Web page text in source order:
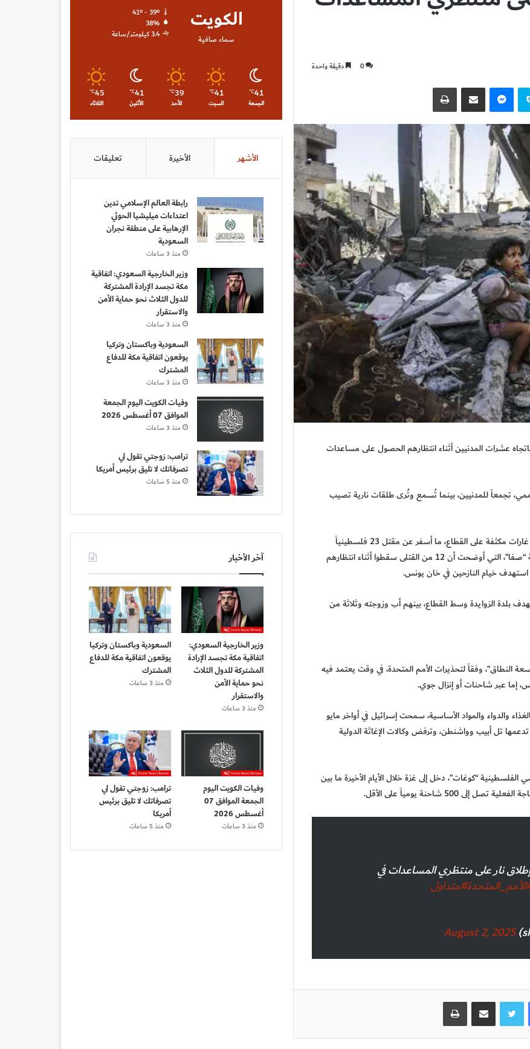
0 دقيقة واحدة
سكايب ماسنجر مشاركة عبر البريد طباعة
عشرات المدنيين أثناء انتظارهم الحصول على مساعدات
تجمعاً للمدنيين، بينما تُسمع وتُرى طلقات نارية تصيب
وواصلت الطائرات الحربية الإسرائيلية منذ فجر السبت شن غارات مكثفة على القطاع، ما أسفر عن مقتل 23 فلسطينياً
وإصابة آخرين، بحسب ما أفادت وكالة الصحافة الفلسطينية “صفا”، التي أوضحت أن 12 من القتلى سقطوا أثناء انتظارهم
قصف استهدف بلدة الزوايدة وسط القطاع، بينهم أب وزوجته وثلاثة من
“واسعة النطاق”، وفقاً لتحذيرات الأمم المتحدة، في وقت يعتمد فيه
إما عبر شاحنات أو إنزال جوي.
والمواد الأساسية، سمحت إسرائيل في أواخر مايو
تل أبيب وواشنطن، وترفض وكالات الإغاثة الدولية
“كوغات”، دخل إلى غزة خلال الأيام الأخيرة ما بين
نار على منتظري المساعدات في
#متداول
August 2, 2025
فيسبوكتويتر مشاركة عبر البريد طباعة
الكويت
سماء صافية
41º - 39º
38%
3.4 كيلومتر/ساعة
41
℃
الجمعة
41
℃
السبت
39
℃
الأحد
41
℃
الأثنين
45
℃
الثلاثاء
الأشهر الأخيرة تعليقات
رابطة العالم الإسلامي تدين
اعتداءات ميليشيا الحوثي
الإرهابية على منطقة نجران
السعودية
منذ 3 ساعات
وزير الخارجية السعودي: اتفاقية
مكة تجسد الإرادة المشتركة
للدول الثلاث نحو حماية الأمن
والاستقرار
منذ 3 ساعات
السعودية وباكستان وتركيا
يوقعون اتفاقية مكة للدفاع
المشترك
منذ 3 ساعات
وفيات الكويت اليوم الجمعة
الموافق 07 أغسطس 2026
منذ 3 ساعات
ترامب: زوجتي تقول لي
تصرفاتك لا تليق برئيس أمريكا
منذ 5 ساعات
آخر الأخبار
وزير الخارجية السعودي:
اتفاقية مكة تجسد الإرادة
المشتركة للدول الثلاث
نحو حماية الأمن
والاستقرار
منذ 3 ساعات
السعودية وباكستان وتركيا
يوقعون اتفاقية مكة للدفاع
المشترك
منذ 3 ساعات
وفيات الكويت اليوم
الجمعة الموافق 07
أغسطس 2026
منذ 3 ساعات
ترامب: زوجتي تقول لي
تصرفاتك لا تليق برئيس
أمريكا
منذ 5 ساعات